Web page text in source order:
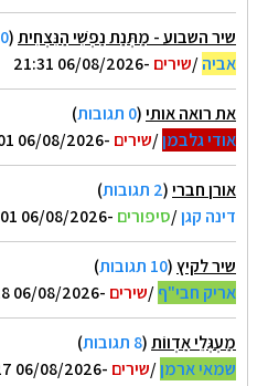
שיר השבוע - מַתְּנַת נַפְשִׁי הַנִּצְחִית(0 תגובות
אביה/שירים -06/08/2026 21:31
את רואה אותי(0 תגובות
)
אודי גלבמן/שירים -06/08/2026 21:01
אורן חברי(2 תגובות
)
דינה קגן/סיפורים -06/08/2026 16:01
שיר לקיץ(10 תגובות
)
אריק חבי"ף/שירים -06/08/2026 15:18
מַעְגְּלֵי אַדְווֹת(8 תגובות
)
שמאי ארמן/שירים -06/08/2026 13:27